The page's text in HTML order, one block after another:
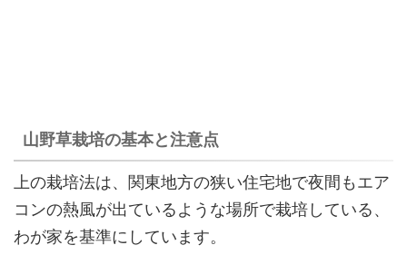
山野草栽培の基本と注意点
上の栽培法は、関東地方の狭い住宅地で夜間もエア
コンの熱風が出ているような場所で栽培している、
わが家を基準にしています。